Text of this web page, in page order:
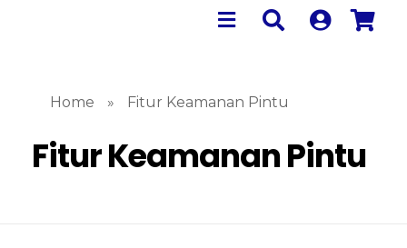
Home » Fitur Keamanan Pintu
Fitur Keamanan Pintu